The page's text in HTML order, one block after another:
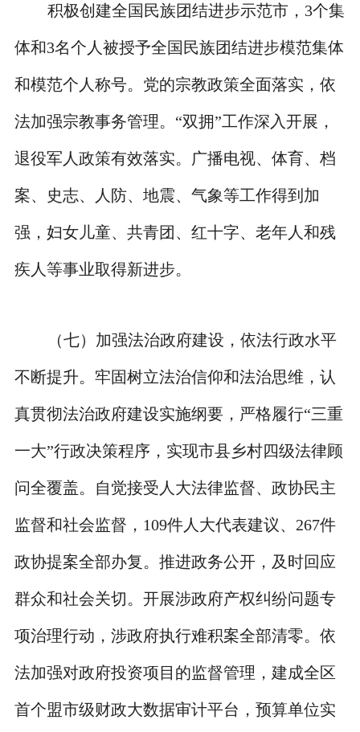
积极创建全国民族团结进步示范市，3个集
体和3名个人被授予全国民族团结进步模范集体
和模范个人称号。党的宗教政策全面落实，依
法加强宗教事务管理。“双拥”工作深入开展，
退役军人政策有效落实。广播电视、体育、档
案、史志、人防、地震、气象等工作得到加
强，妇女儿童、共青团、红十字、老年人和残
疾人等事业取得新进步。
（七）加强法治政府建设，依法行政水平
不断提升。牢固树立法治信仰和法治思维，认
真贯彻法治政府建设实施纲要，严格履行“三重
一大”行政决策程序，实现市县乡村四级法律顾
问全覆盖。自觉接受人大法律监督、政协民主
监督和社会监督，109件人大代表建议、267件
政协提案全部办复。推进政务公开，及时回应
群众和社会关切。开展涉政府产权纠纷问题专
项治理行动，涉政府执行难积案全部清零。依
法加强对政府投资项目的监督管理，建成全区
首个盟市级财政大数据审计平台，预算单位实